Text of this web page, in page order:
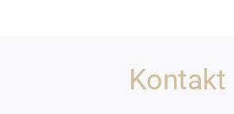
Kontakt